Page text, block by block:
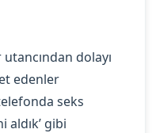
dolayı
edenler
seks
gibi